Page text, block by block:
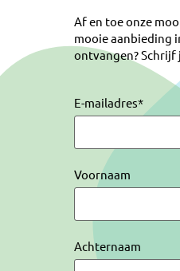
Af en toe onze
mooie aanbieding
ontvangen? Schrijf
E-mailadres*
Voornaam
Achternaam